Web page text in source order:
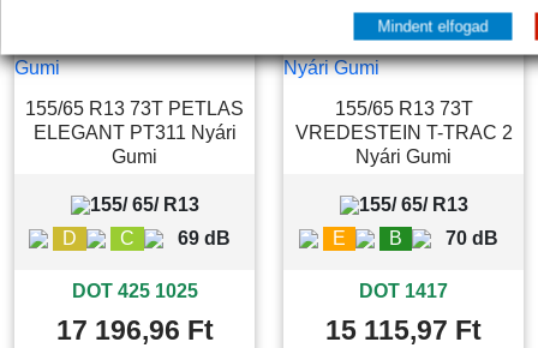
155/65 R13 73T PETLAS
ELEGANT PT311 Nyári
Gumi
155/ 65/ R13
D
C 69 dB
DOT 425 1025
17 196,96 Ft
155/65 R13 73T
VREDESTEIN T-TRAC 2
Nyári Gumi
155/ 65/ R13
E
B 70 dB
DOT 1417
15 115,97 Ft
Mindent elfogad